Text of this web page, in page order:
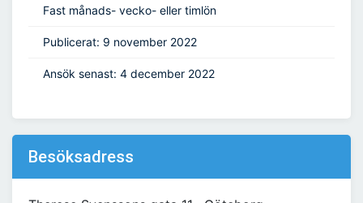
Fast månads- vecko- eller timlön
Publicerat: 9 november 2022
Ansök senast: 4 december 2022
Besöksadress